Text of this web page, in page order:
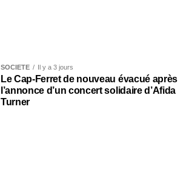
SOCIÉTÉ Il y a 3 jours
Le Cap-Ferret de nouveau évacué après
l’annonce d’un concert solidaire d’Afida
Turner